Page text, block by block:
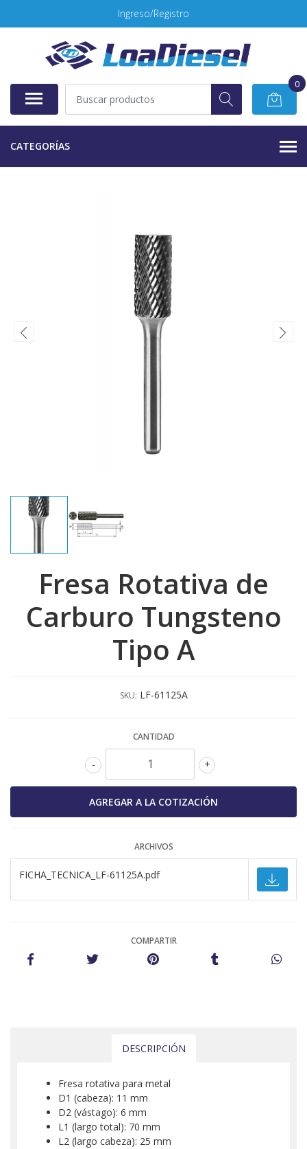
Ingreso/Registro
0
CATEGORÍAS
Fresa Rotativa de
Carburo Tungsteno
Tipo A
SKU: LF-61125A
CANTIDAD
+
-
ARCHIVOS
FICHA_TECNICA_LF-61125A.pdf
COMPARTIR
DESCRIPCIÓN
Fresa rotativa para metal
D1 (cabeza): 11 mm
D2 (vástago): 6 mm
L1 (largo total): 70 mm
L2 (largo cabeza): 25 mm